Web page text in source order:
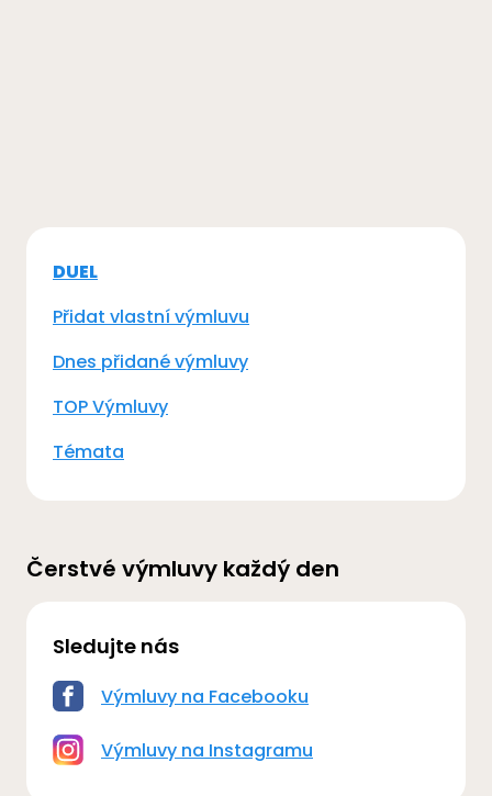
DUEL
Přidat vlastní výmluvu
Dnes přidané výmluvy
TOP Výmluvy
Témata
Čerstvé výmluvy každý den
Sledujte nás
Výmluvy na Facebooku
Výmluvy na Instagramu